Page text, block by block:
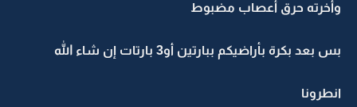
وأخرته حرق أعصاب مضبوط
بس بعد بكرة بأراضيكم ببارتين أو3 بارتات إن شاء الله
انطرونا